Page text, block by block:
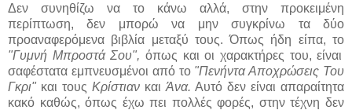
Δεν συνηθίζω να το κάνω αλλά, στην προκειμένη
περίπτωση, δεν μπορώ να μην συγκρίνω τα δύο
προαναφερόμενα βιβλία μεταξύ τους. Όπως ήδη είπα, το
"Γυμνή Μπροστά Σου", όπως και οι χαρακτήρες του, είναι
σαφέστατα εμπνευσμένοι από το "Πενήντα Αποχρώσεις Του
Γκρι" και τουςΚρίστιαν και Άνα. Αυτό δεν είναι απαραίτητα
κακό καθώς, όπως έχω πει πολλές φορές, στην τέχνη δεν